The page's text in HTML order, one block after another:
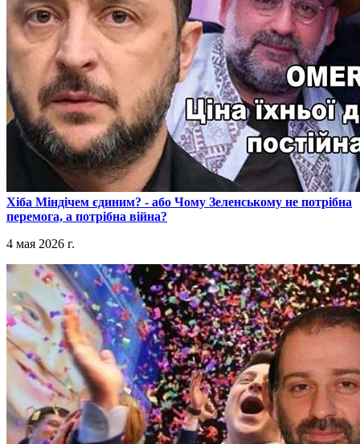
​Хіба Міндічем єдиним? - або Чому Зеленському не потрібна
перемога, а потрібна війна?
4 мая 2026 г.